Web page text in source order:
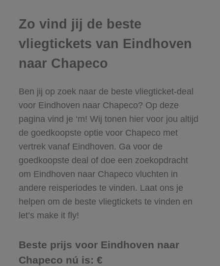
Zo vind jij de beste
vliegtickets van Eindhoven
naar Chapeco
Ben jij op zoek naar de beste vliegticket-deal
voor Eindhoven naar Chapeco? Op deze
pagina vind je ‘m! Wij tonen hier voor jou altijd
de goedkoopste optie voor Chapeco met
vertrek vanaf Eindhoven. Ga voor de
goedkoopste deal of doe een zoekopdracht
om Eindhoven naar Chapeco vluchten in
andere reisperiodes te vinden. Laat ons je
helpen om de beste vliegtickets te vinden en
let’s make it fly!
Beste prijs voor Eindhoven naar
Chapeco nú is: €